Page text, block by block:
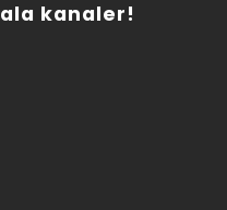
kanaler!